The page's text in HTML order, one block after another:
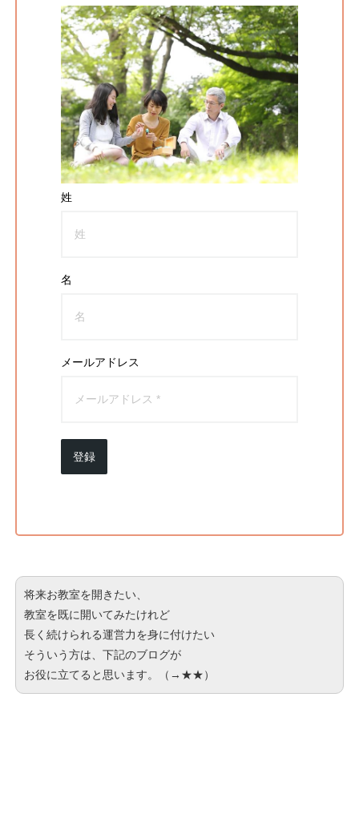
姓
名
メールアドレス
登録
将来お教室を開きたい、
教室を既に開いてみたけれど
長く続けられる運営力を身に付けたい
そういう方は、下記のブログが
お役に立てると思います。（→ ★★）